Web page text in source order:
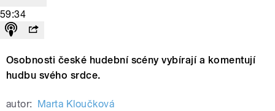
59:34
Osobnosti české hudební scény vybírají a komentují
hudbu svého srdce.
autor: Marta Kloučková